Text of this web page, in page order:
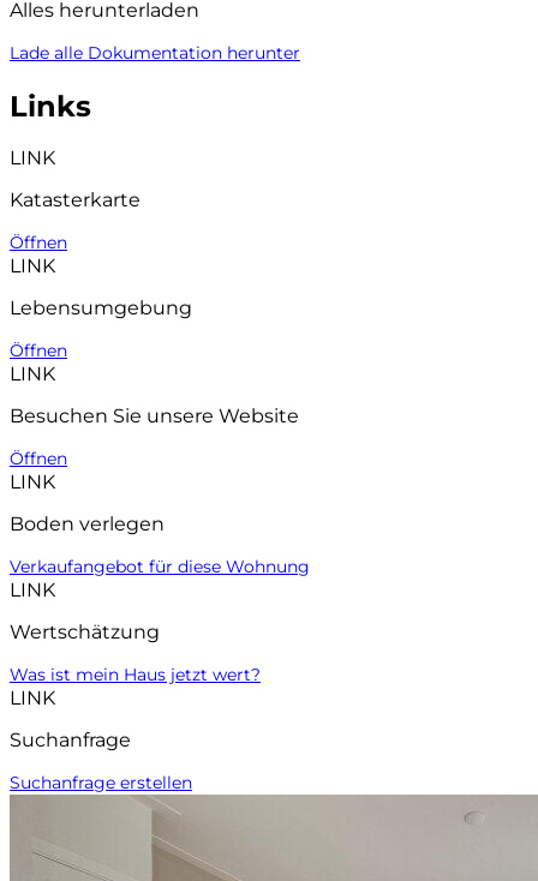
Alles herunterladen
Lade alle Dokumentation herunter
Links
LINK
Katasterkarte
Öffnen
LINK
Lebensumgebung
Öffnen
LINK
Besuchen Sie unsere Website
Öffnen
LINK
Boden verlegen
Verkaufangebot für diese Wohnung
LINK
Wertschätzung
Was ist mein Haus jetzt wert?
LINK
Suchanfrage
Suchanfrage erstellen